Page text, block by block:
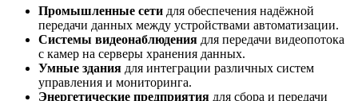
Промышленные сети для обеспечения надёжной
передачи данных между устройствами автоматизации.
Системы видеонаблюдения для передачи видеопотока
с камер на серверы хранения данных.
Умные здания для интеграции различных систем
управления и мониторинга.
Энергетические предприятия для сбора и передачи